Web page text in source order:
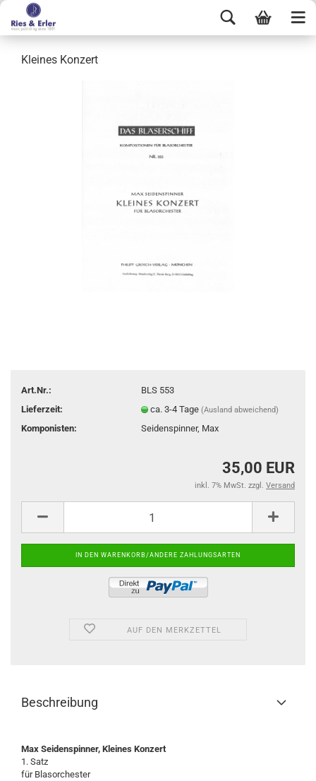
Kleines Konzert
Art.Nr.:
BLS 553
Lieferzeit:
ca. 3-4 Tage(Ausland abweichend)
Komponisten: Seidenspinner, Max
35,00 EUR
inkl. 7% MwSt. zzgl. Versand
AUF DEN MERKZETTEL
Beschreibung
Max Seidenspinner, Kleines Konzert
1. Satz
für Blasorchester